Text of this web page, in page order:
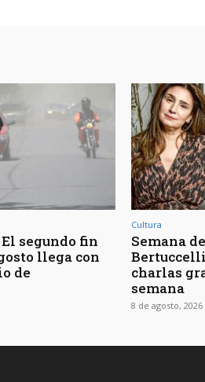
segundo fin
llega con
de
Cultura
Semana
charlas
semana
8 de agosto, 2026